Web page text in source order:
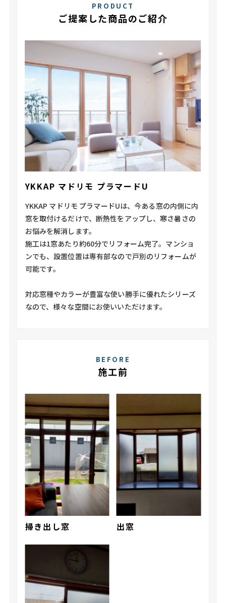
PRODUCT
ご提案した商品のご紹介
YKKAP マドリモ プラマードU
YKKAP マドリモ プラマードUは、今ある窓の内側に内
窓を取付けるだけで、断熱性をアップし、寒さ暑さの
お悩みを解消します。
施工は1窓あたり約60分でリフォーム完了。マンショ
ンでも、設置位置は専有部なので戸別のリフォームが
可能です。
対応窓種やカラーが豊富な使い勝手に優れたシリーズ
なので、様々な空間にお使いいただけます。
BEFORE
施工前
掃き出し窓 出窓